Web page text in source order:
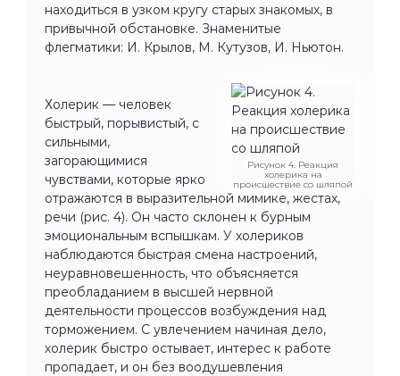
находиться в узком кругу старых знакомых, в
привычной обстановке. Знаменитые
флегматики: И. Крылов, М. Кутузов, И. Ньютон.
Рисунок 4. Реакция
холерика на
происшествие со шляпой
Холерик — человек
быстрый, порывистый, с
сильными,
загорающимися
чувствами, которые ярко
отражаются в выразительной мимике, жестах,
речи (рис. 4). Он часто склонен к бурным
эмоциональным вспышкам. У холериков
наблюдаются быстрая смена настроений,
неуравновешенность, что объясняется
преобладанием в высшей нервной
деятельности процессов возбуждения над
торможением. С увлечением начиная дело,
холерик быстро остывает, интерес к работе
пропадает, и он без воодушевления